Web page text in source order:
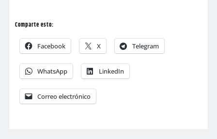
Comparte esto:
Facebook X Telegram
WhatsApp LinkedIn
Correo electrónico